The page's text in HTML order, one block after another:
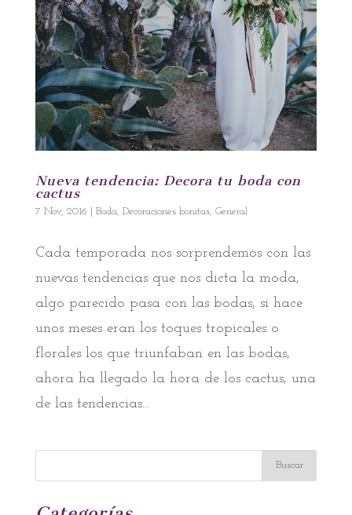
Nueva tendencia: Decora tu boda con
cactus
7 Nov, 2016 Boda, Decoraciones bonitas, General
Cada temporada nos sorprendemos con las
nuevas tendencias que nos dicta la moda,
algo parecido pasa con las bodas, si hace
unos meses eran los toques tropicales o
florales los que triunfaban en las bodas,
ahora ha llegado la hora de los cactus, una
de las tendencias...